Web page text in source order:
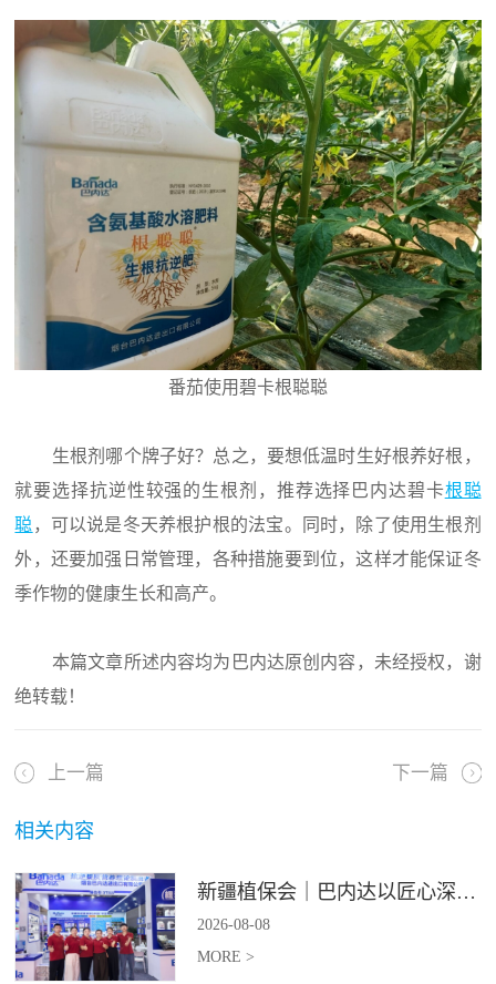
番茄使用碧卡根聪聪
生根剂哪个牌子好？总之，要想低温时生好根养好根，
就要选择抗逆性较强的生根剂，推荐选择巴内达碧卡根聪
聪 ，可以说是冬天养根护根的法宝。同时，除了使用生根剂
外，还要加强日常管理，各种措施要到位，这样才能保证冬
季作物的健康生长和高产。
本篇文章所述内容均为巴内达原创内容，未经授权，谢
绝转载！
上一篇 下一篇
相关内容
新疆植保会｜巴内达以匠心深耕良田，以科创赋能农耕
2026-08-08
MORE >